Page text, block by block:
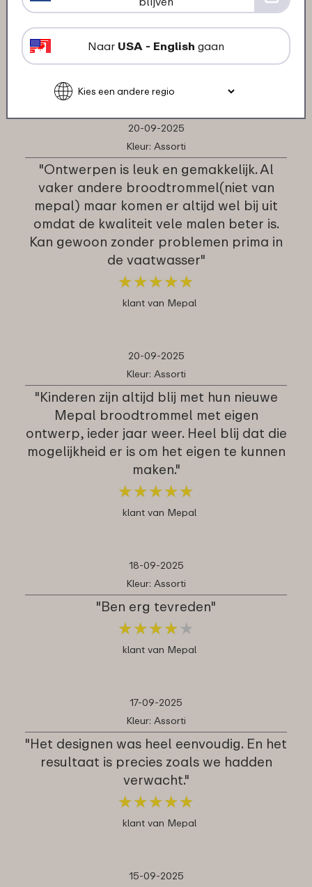
het ziet er super tof uit. Alles kwam snel
en liefdevol verpakt bij ons aan."
★★★★★
★★★★★
20-09-2025
Kleur: Assorti
"Ontwerpen is leuk en gemakkelijk. Al
vaker andere broodtrommel(niet van
mepal) maar komen er altijd wel bij uit
omdat de kwaliteit vele malen beter is.
Kan gewoon zonder problemen prima in
de vaatwasser"
★★★★★
★★★★★
klant van Mepal
20-09-2025
Kleur: Assorti
"Kinderen zijn altijd blij met hun nieuwe
Mepal broodtrommel met eigen
ontwerp, ieder jaar weer. Heel blij dat die
mogelijkheid er is om het eigen te kunnen
maken."
★★★★★
★★★★★
klant van Mepal
18-09-2025
Kleur: Assorti
"Ben erg tevreden"
★★★★ ★
★★★★ ★
klant van Mepal
17-09-2025
Kleur: Assorti
"Het designen was heel eenvoudig. En het
resultaat is precies zoals we hadden
verwacht."
★★★★★
★★★★★
klant van Mepal
15-09-2025
Naar USA - English gaan